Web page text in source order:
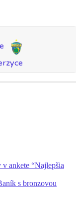
v ankete “Najlepšia
s bronzovou